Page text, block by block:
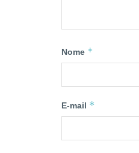
Nome *
E-mail *